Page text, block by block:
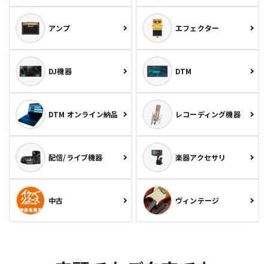
アンプ エフェクター
DJ機器 DTM
DTM オンライン納品 レコーディング機器
配信/ライブ機器 楽器アクセサリ
中古 ヴィンテージ